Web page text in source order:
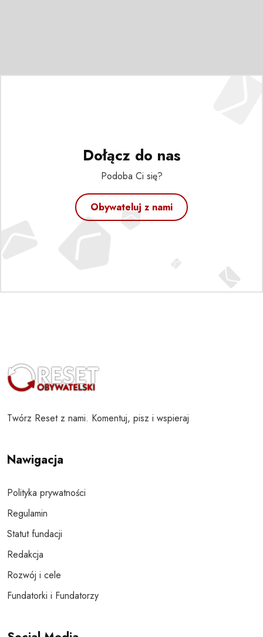
Dołącz do nas
Podoba Ci się?
Obywateluj z nami
Twórz Reset z nami. Komentuj, pisz i wspieraj
Nawigacja
Polityka prywatności
Regulamin
Statut fundacji
Redakcja
Rozwój i cele
Fundatorki i Fundatorzy